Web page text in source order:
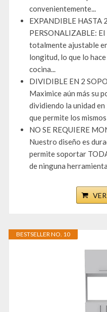
convenientemente...
EXPANDIBLE HASTA
PERSONALIZABLE:
totalmente ajustable
longitud, lo que lo
cocina...
DIVIDIBLE EN 2
Maximice aún más su
dividiendo la unidad
que permite los
NO SE REQUIERE
Nuestro diseño es
permite soportar
de ninguna
BESTSELLER NO. 10